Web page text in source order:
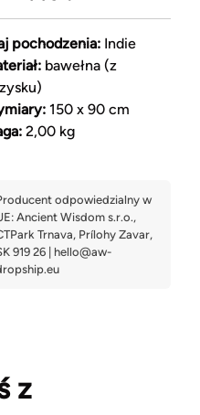
pochodzenia:Indie
bawełna (z
150 x 90 cm
2,00 kg
z